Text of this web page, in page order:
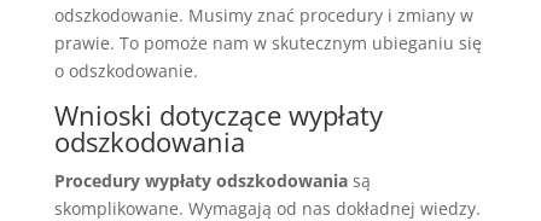
odszkodowanie. Musimy znać procedury i zmiany w
prawie. To pomoże nam w skutecznym ubieganiu się
o odszkodowanie.
Wnioski dotyczące wypłaty
odszkodowania
Procedury wypłaty odszkodowaniasą
skomplikowane. Wymagają od nas dokładnej wiedzy.